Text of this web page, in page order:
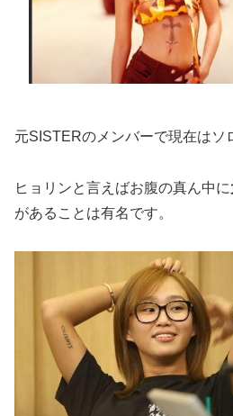
元SISTERのメンバーで現在はソ
ヒョリンと言えばお腹の真ん中に
があることは有名です。